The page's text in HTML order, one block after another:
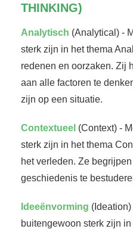
THINKING)
Analytisch (Analytical) -
sterk zijn in het thema
redenen en oorzaken. Zij
aan alle factoren te
zijn op een situatie.
Contextueel (Context) -
sterk zijn in het thema
het verleden. Ze
geschiedenis te
Ideeënvorming
buitengewoon sterk zijn